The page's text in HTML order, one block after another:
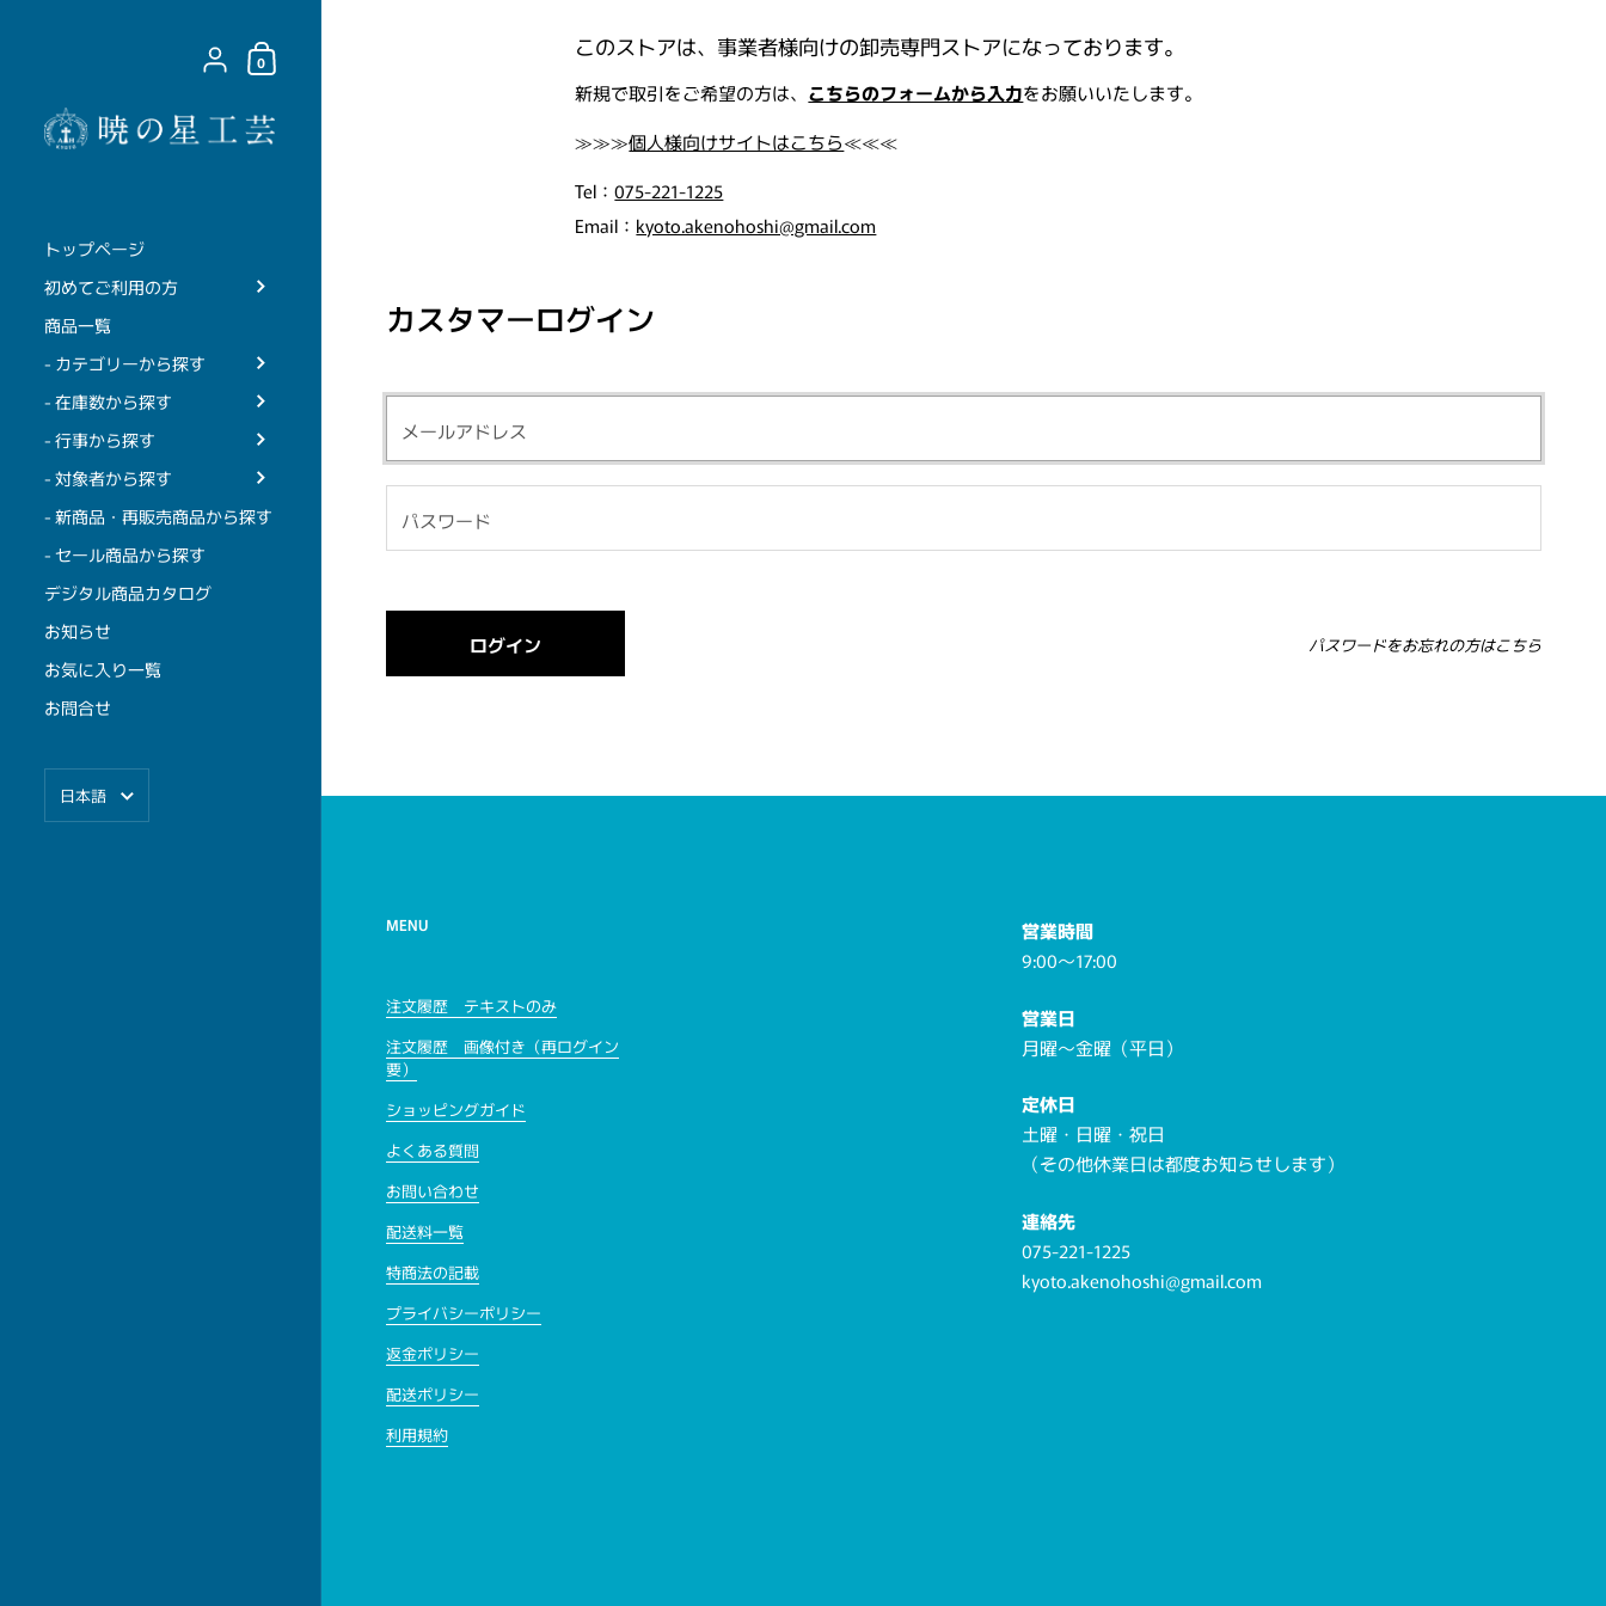
{"title"=>"アカウント", "addresses"=>"住所", "orders"=>"注文"}
ショッピングカート
0
トップページ
初めてご利用の方
商品一覧
- カテゴリーから探す
- 在庫数から探す
- 行事から探す
- 対象者から探す
- 新商品・再販売商品から探す
- セール商品から探す
デジタル商品カタログ
お知らせ
お気に入り一覧
お問合せ
言語
日本語
このストアは、事業者様向けの卸売専門ストアになっております。
新規で取引をご希望の方は、 こちらのフォームから入力をお願いいたします。
≫≫≫個人様向けサイトはこちら≪≪≪
Tel：075-221-1225
Email： kyoto.akenohoshi@gmail.com
カスタマーログイン
パスワードをお忘れの方はこちら
MENU
注文履歴 テキストのみ
注文履歴 画像付き（再ログイン
要）
ショッピングガイド
よくある質問
お問い合わせ
配送料一覧
特商法の記載
プライバシーポリシー
返金ポリシー
配送ポリシー
利用規約
営業時間
9:00～17:00
営業日
月曜～金曜（平日）
定休日
土曜・日曜・祝日
（その他休業日は都度お知らせします）
連絡先
075-221-1225
kyoto.akenohoshi@gmail.com